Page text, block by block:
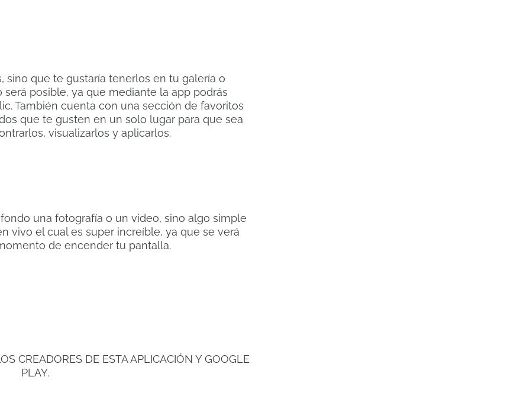
sino que te gustaría tenerlos en tu galería o
posible, ya que mediante la app podrás
También cuenta con una sección de favoritos
que te gusten en un solo lugar para que sea
visualizarlos y aplicarlos.
una fotografía o un video, sino algo simple
vivo el cual es super increíble, ya que se verá
de encender tu pantalla.
CREADORES DE ESTA APLICACIÓN Y GOOGLE
PLAY.